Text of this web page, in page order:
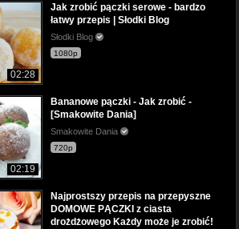
02:28
Jak zrobić pączki serowe - bardzo
łatwy przepis | Słodki Blog
Słodki Blog
1080p
02:19
Bananowe pączki - Jak zrobić -
[Smakowite Dania]
Smakowite Dania
720p
Najprostszy przepis na przepyszne
DOMOWE PĄCZKI z ciasta
drożdżowego Każdy może je zrobić!